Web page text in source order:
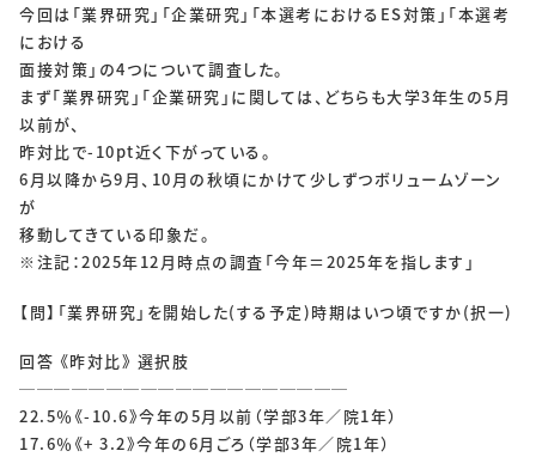
今回は「業界研究」「企業研究」「本選考におけるES対策」「本選考
における
面接対策」の4つについて調査した。
まず「業界研究」「企業研究」に関しては、どちらも大学3年生の5月
以前が、
昨対比で-10pt近く下がっている。
6月以降から9月、10月の秋頃にかけて少しずつボリュームゾーン
が
移動してきている印象だ。
※注記：2025年12月時点の調査「今年＝2025年を指します」
【問】「業界研究」を開始した(する予定)時期はいつ頃ですか(択一)
回答 《昨対比》 選択肢
───────────────────
22.5％《-10.6》今年の5月以前（学部3年／院1年）
17.6％《+ 3.2》今年の6月ごろ（学部3年／院1年）